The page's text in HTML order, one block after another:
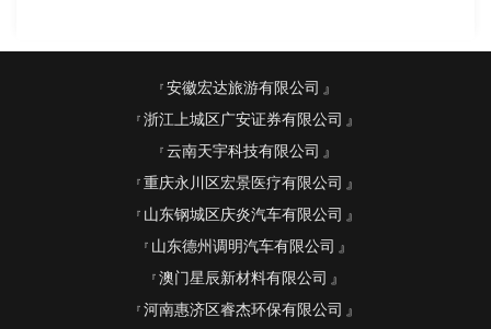
安徽宏达旅游有限公司
浙江上城区广安证券有限公司
云南天宇科技有限公司
重庆永川区宏景医疗有限公司
山东钢城区庆炎汽车有限公司
山东德州调明汽车有限公司
澳门星辰新材料有限公司
河南惠济区睿杰环保有限公司